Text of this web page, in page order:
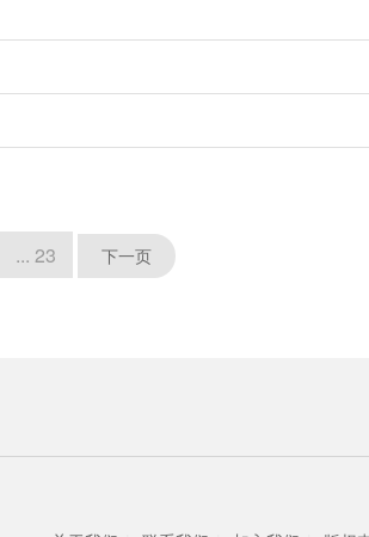
... 23 下一页